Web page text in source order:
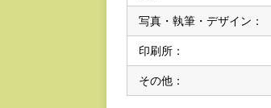
写真・執筆・デザイン：
印刷所：
その他：